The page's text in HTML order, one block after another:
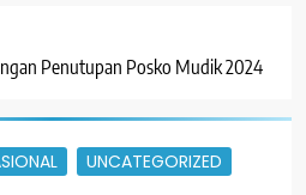
Penutupan Posko Mudik 2024
UNCATEGORIZED